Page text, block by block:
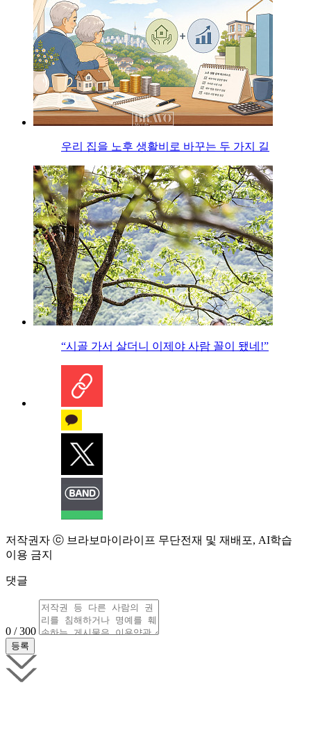
우리 집을 노후 생활비로 바꾸는 두 가지 길
“시골 가서 살더니 이제야 사람 꼴이 됐네!”
저작권자 ⓒ 브라보마이라이프 무단전재 및 재배포, AI학습
이용 금지
댓글
0 / 300